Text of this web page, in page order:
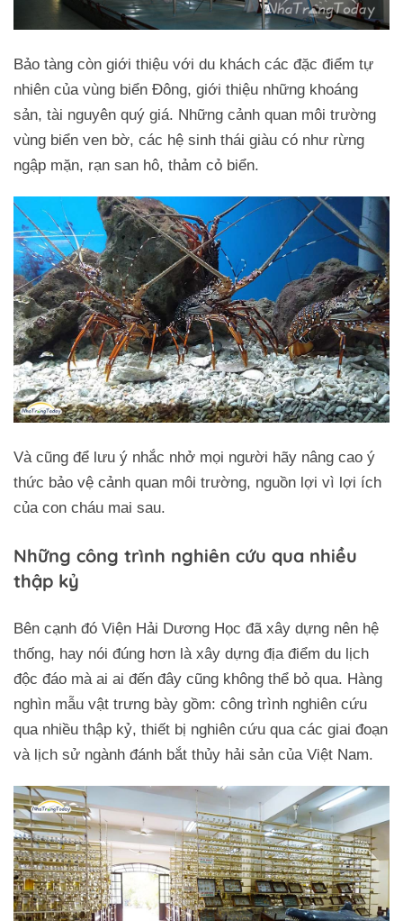
Bảo tàng còn giới thiệu với du khách các đặc điểm tự
nhiên của vùng biển Đông, giới thiệu những khoáng
sản, tài nguyên quý giá. Những cảnh quan môi trường
vùng biển ven bờ, các hệ sinh thái giàu có như rừng
ngập mặn, rạn san hô, thảm cỏ biển.
Và cũng để lưu ý nhắc nhở mọi người hãy nâng cao ý
thức bảo vệ cảnh quan môi trường, nguồn lợi vì lợi ích
của con cháu mai sau.
Những công trình nghiên cứu qua nhiều
thập kỷ
Bên cạnh đó Viện Hải Dương Học đã xây dựng nên hệ
thống, hay nói đúng hơn là xây dựng địa điểm du lịch
độc đáo mà ai ai đến đây cũng không thể bỏ qua. Hàng
nghìn mẫu vật trưng bày gồm: công trình nghiên cứu
qua nhiều thập kỷ, thiết bị nghiên cứu qua các giai đoạn
và lịch sử ngành đánh bắt thủy hải sản của Việt Nam.